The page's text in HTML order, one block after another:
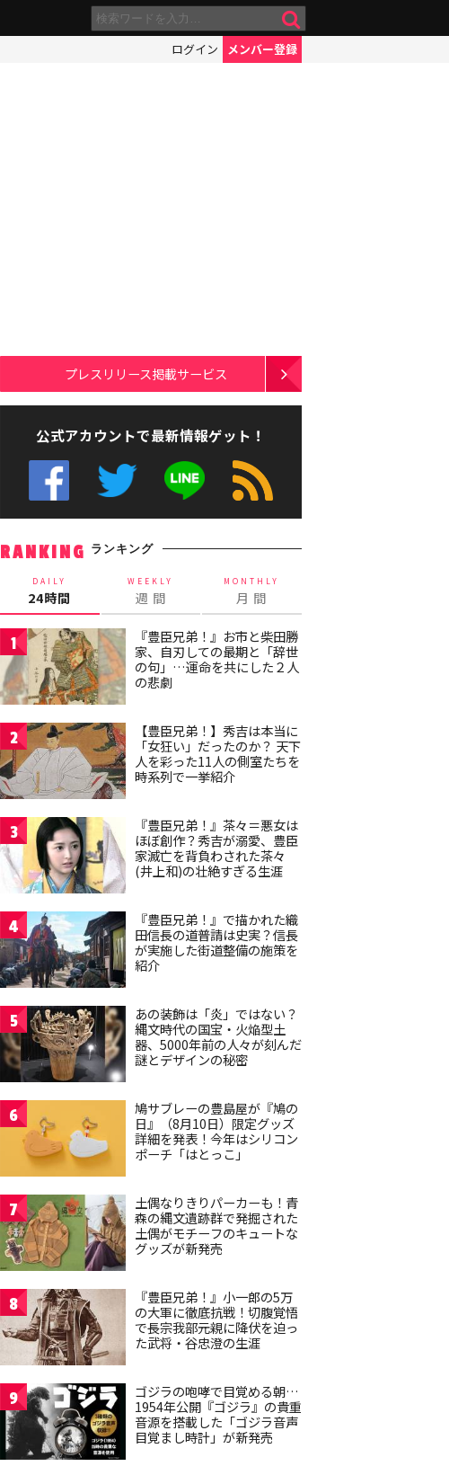
ログイン メンバー登録
プレスリリース掲載サービス
公式アカウントで最新情報ゲット！
RANKING ランキング
DAILY
24時間
WEEKLY
週 間
MONTHLY
月 間
1
『豊臣兄弟！』お市と柴田勝
家、自刃しての最期と「辞世
の句」…運命を共にした２人
の悲劇
2
【豊臣兄弟！】秀吉は本当に
「女狂い」だったのか？ 天下
人を彩った11人の側室たちを
時系列で一挙紹介
3
『豊臣兄弟！』茶々＝悪女は
ほぼ創作？秀吉が溺愛、豊臣
家滅亡を背負わされた茶々
(井上和)の壮絶すぎる生涯
4
『豊臣兄弟！』で描かれた織
田信長の道普請は史実？信長
が実施した街道整備の施策を
紹介
5
あの装飾は「炎」ではない？
縄文時代の国宝・火焔型土
器、5000年前の人々が刻んだ
謎とデザインの秘密
6
鳩サブレーの豊島屋が『鳩の
日』（8月10日）限定グッズ
詳細を発表！今年はシリコン
ポーチ「はとっこ」
7
土偶なりきりパーカーも！青
森の縄文遺跡群で発掘された
土偶がモチーフのキュートな
グッズが新発売
8
『豊臣兄弟！』小一郎の5万
の大軍に徹底抗戦！切腹覚悟
で長宗我部元親に降伏を迫っ
た武将・谷忠澄の生涯
9
ゴジラの咆哮で目覚める朝…
1954年公開『ゴジラ』の貴重
音源を搭載した「ゴジラ音声
目覚まし時計」が新発売